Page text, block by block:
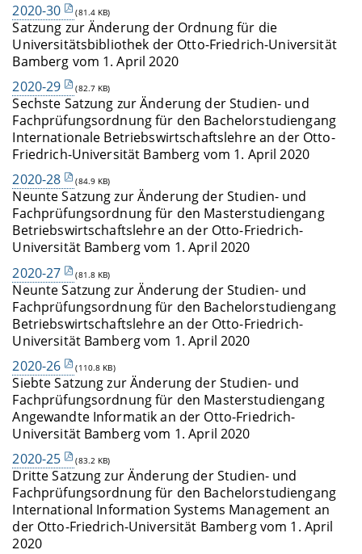
2020-30
(81.4 KB)
Satzung zur Änderung der Ordnung für die
Universitätsbibliothek der Otto-Friedrich-Universität
Bamberg vom 1. April 2020
2020-29
(82.7 KB)
Sechste Satzung zur Änderung der Studien- und
Fachprüfungsordnung für den Bachelorstudiengang
Internationale Betriebswirtschaftslehre an der Otto-
Friedrich-Universität Bamberg vom 1. April 2020
2020-28
(84.9 KB)
Neunte Satzung zur Änderung der Studien- und
Fachprüfungsordnung für den Masterstudiengang
Betriebswirtschaftslehre an der Otto-Friedrich-
Universität Bamberg vom 1. April 2020
2020-27
(81.8 KB)
Neunte Satzung zur Änderung der Studien- und
Fachprüfungsordnung für den Bachelorstudiengang
Betriebswirtschaftslehre an der Otto-Friedrich-
Universität Bamberg vom 1. April 2020
2020-26
(110.8 KB)
Siebte Satzung zur Änderung der Studien- und
Fachprüfungsordnung für den Masterstudiengang
Angewandte Informatik an der Otto-Friedrich-
Universität Bamberg vom 1. April 2020
2020-25
(83.2 KB)
Dritte Satzung zur Änderung der Studien- und
Fachprüfungsordnung für den Bachelorstudiengang
International Information Systems Management an
der Otto-Friedrich-Universität Bamberg vom 1. April
2020